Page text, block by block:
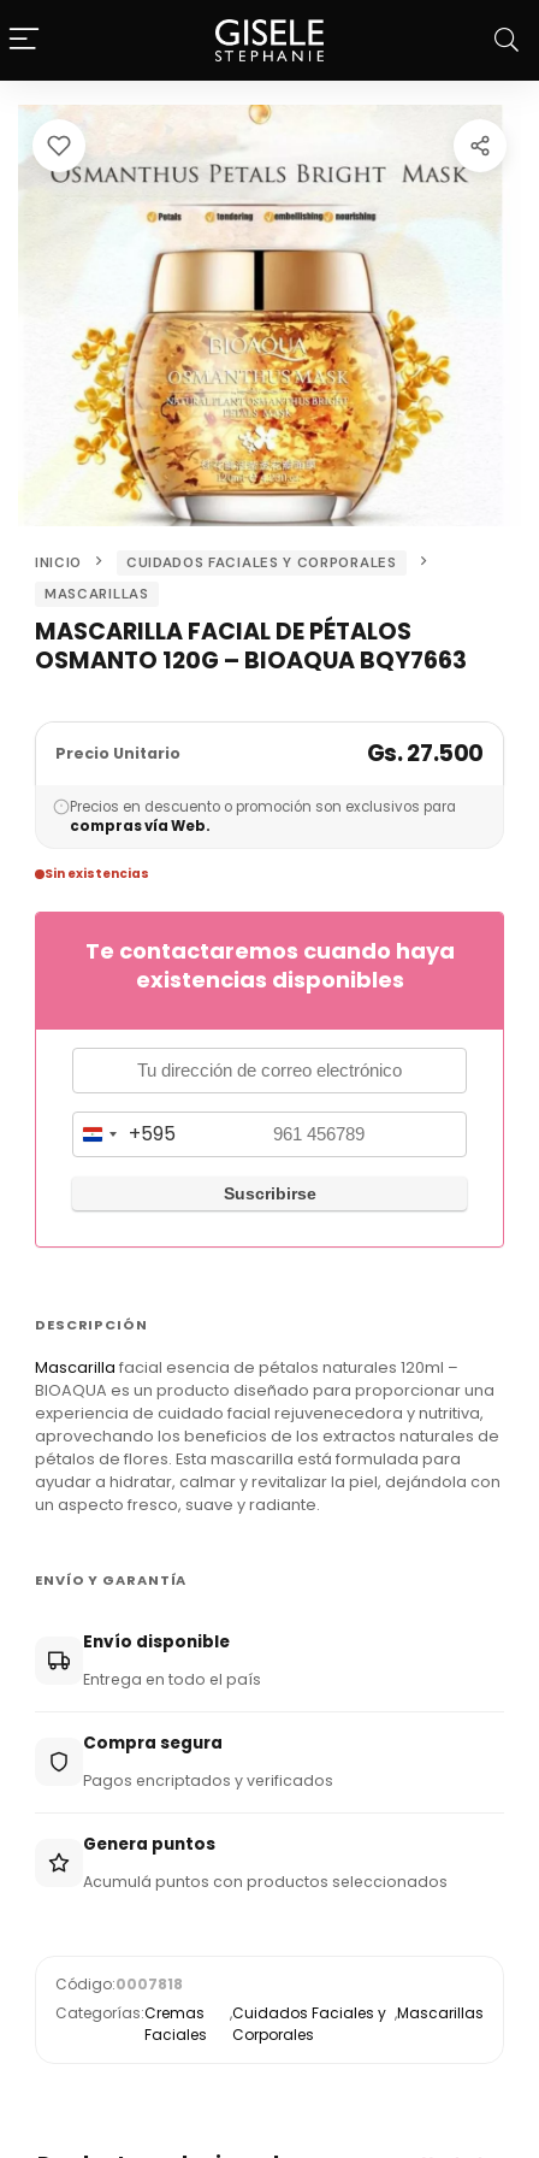
INICIO
CUIDADOS FACIALES Y CORPORALES
MASCARILLAS
MASCARILLA FACIAL DE PÉTALOS
OSMANTO 120G – BIOAQUA BQY7663
Precio Unitario Gs. 27.500
Precios en descuento o promoción son exclusivos para
compras vía Web.
Sin existencias
Te contactaremos cuando haya
existencias disponibles
P
r
a
y
+
5
9
5
+595
DESCRIPCIÓN
Mascarilla facial esencia de pétalos naturales 120ml –
BIOAQUA es un producto diseñado para proporcionar una
experiencia de cuidado facial rejuvenecedora y nutritiva,
aprovechando los beneficios de los extractos naturales de
pétalos de flores. Esta mascarilla está formulada para
ayudar a hidratar, calmar y revitalizar la piel, dejándola con
un aspecto fresco, suave y radiante.
ENVÍO Y GARANTÍA
Envío disponible
Entrega en todo el país
Compra segura
Pagos encriptados y verificados
Genera puntos
Acumulá puntos con productos seleccionados
Código:0007818
Categorías:Cremas
Faciales
,Cuidados Faciales y
Corporales
,Mascarillas